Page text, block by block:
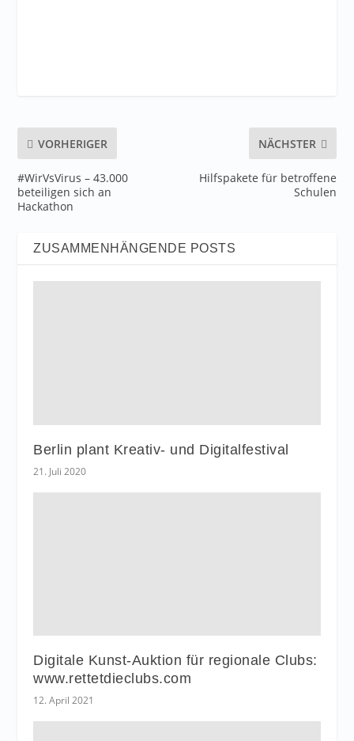
VORHERIGER
#WirVsVirus – 43.000
beteiligen sich an
Hackathon
NÄCHSTER
Hilfspakete für betroffene
Schulen
ZUSAMMENHÄNGENDE POSTS
Berlin plant Kreativ- und Digitalfestival
21. Juli 2020
Digitale Kunst-Auktion für regionale Clubs:
www.rettetdieclubs.com
12. April 2021